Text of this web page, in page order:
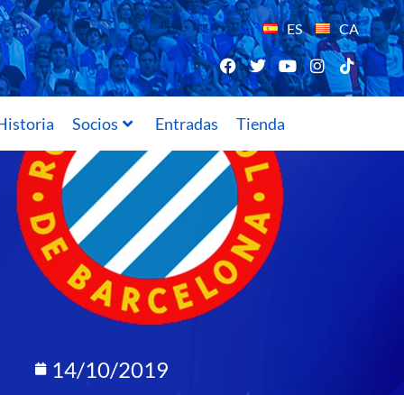
ES CA
Socios Entradas Tienda
14/10/2019